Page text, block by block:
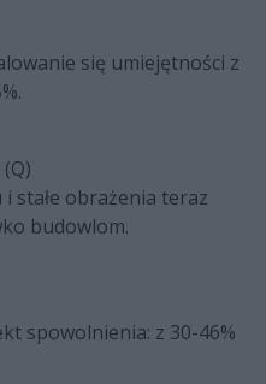
się umiejętności z
stałe obrażenia teraz
budowlom.
spowolnienia: z 30-46%